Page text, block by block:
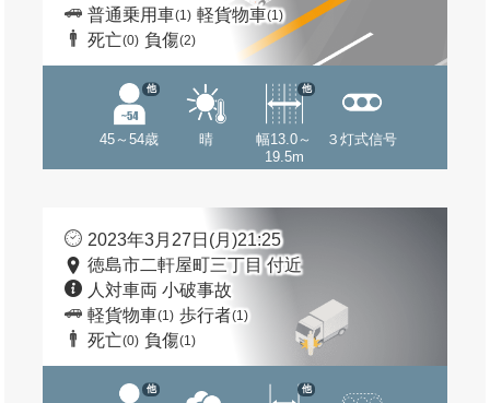
普通乗用車(1) 軽貨物車(1)
死亡(0) 負傷(2)
45～54歳
他
晴
幅13.0～
19.5m
他
３灯式信号
2023年3月27日(月)21:25
徳島市二軒屋町三丁目 付近
人対車両 小破事故
軽貨物車(1) 歩行者(1)
死亡(0) 負傷(1)
他 他